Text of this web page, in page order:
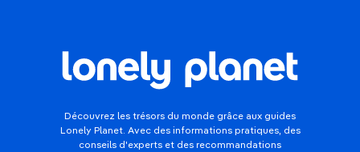
Découvrez les trésors du monde grâce aux guides
Lonely Planet. Avec des informations pratiques, des
conseils d'experts et des recommandations